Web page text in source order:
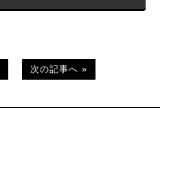
次の記事へ »